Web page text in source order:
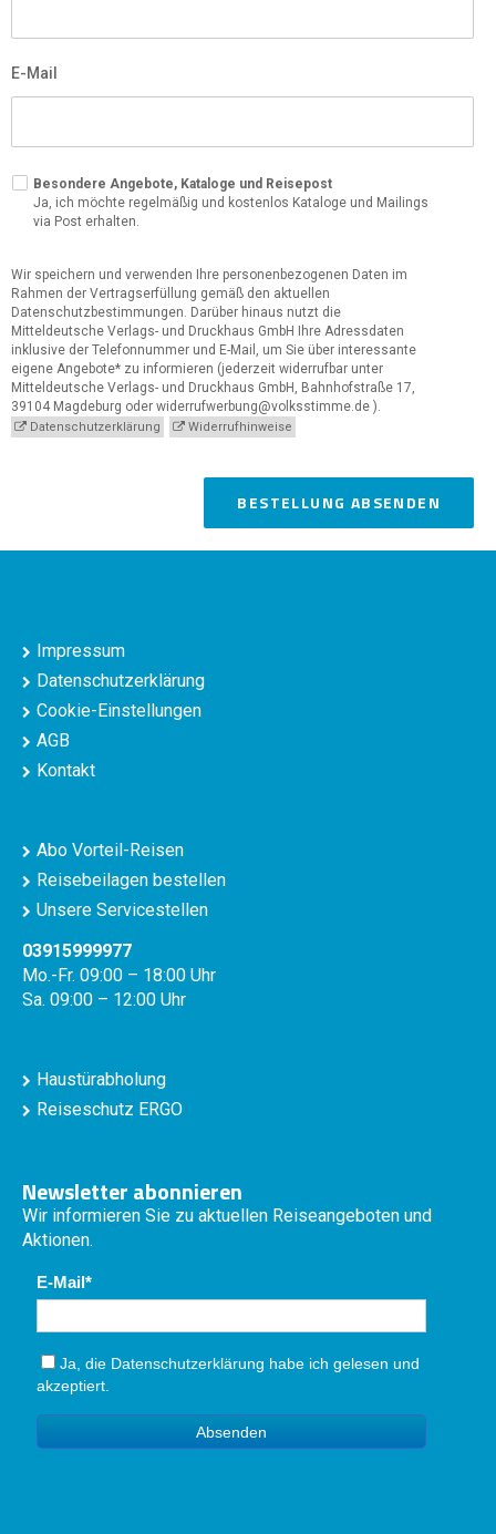
E-Mail
Besondere Angebote, Kataloge und Reisepost
Ja, ich möchte regelmäßig und kostenlos Kataloge und Mailings
via Post erhalten.
Wir speichern und verwenden Ihre personenbezogenen Daten im
Rahmen der Vertragserfüllung gemäß den aktuellen
Datenschutzbestimmungen. Darüber hinaus nutzt die
Mitteldeutsche Verlags- und Druckhaus GmbH Ihre Adressdaten
inklusive der Telefonnummer und E-Mail, um Sie über interessante
eigene Angebote* zu informieren (jederzeit widerrufbar unter
Mitteldeutsche Verlags- und Druckhaus GmbH, Bahnhofstraße 17,
39104 Magdeburg oder widerrufwerbung@volksstimme.de ).
Datenschutzerklärung Widerrufhinweise
BESTELLUNG ABSENDEN
Impressum
Datenschutzerklärung
Cookie-Einstellungen
AGB
Kontakt
Abo Vorteil-Reisen
Reisebeilagen bestellen
Unsere Servicestellen
03915999977
Mo.-Fr. 09:00 – 18:00 Uhr
Sa. 09:00 – 12:00 Uhr
Haustürabholung
Reiseschutz ERGO
Newsletter abonnieren
Wir informieren Sie zu aktuellen Reiseangeboten und
Aktionen.
E-Mail
Ja, die Datenschutzerklärung habe ich gelesen und
akzeptiert.
Absenden